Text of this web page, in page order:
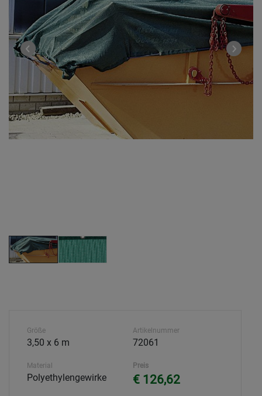
Größe
3,50 x 6 m
Material
Polyethylengewirke
Artikelnummer
72061
Preis
€ 126,62